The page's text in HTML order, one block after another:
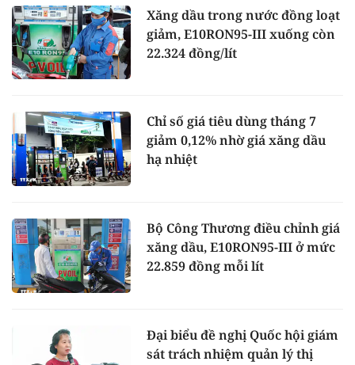
Xăng dầu trong nước đồng loạt
giảm, E10RON95-III xuống còn
22.324 đồng/lít
Chỉ số giá tiêu dùng tháng 7
giảm 0,12% nhờ giá xăng dầu
hạ nhiệt
Bộ Công Thương điều chỉnh giá
xăng dầu, E10RON95-III ở mức
22.859 đồng mỗi lít
Đại biểu đề nghị Quốc hội giám
sát trách nhiệm quản lý thị